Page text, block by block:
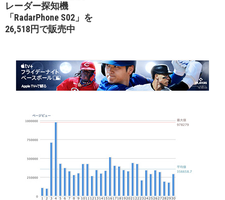
レーダー探知機
「RadarPhone S02」を
26,518円で販売中